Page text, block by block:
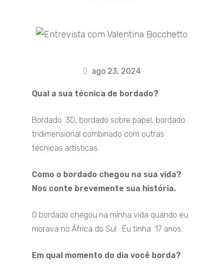
ago 23, 2024
Qual a sua técnica de bordado?
Bordado 3D, bordado sobre papel, bordado
tridimensional combinado com outras
técnicas artísticas.
Como o bordado chegou na sua vida?
Nos conte brevemente sua história.
O bordado chegou na minha vida quando eu
morava no África do Sul. Eu tinha 17 anos.
Em qual momento do dia você borda?